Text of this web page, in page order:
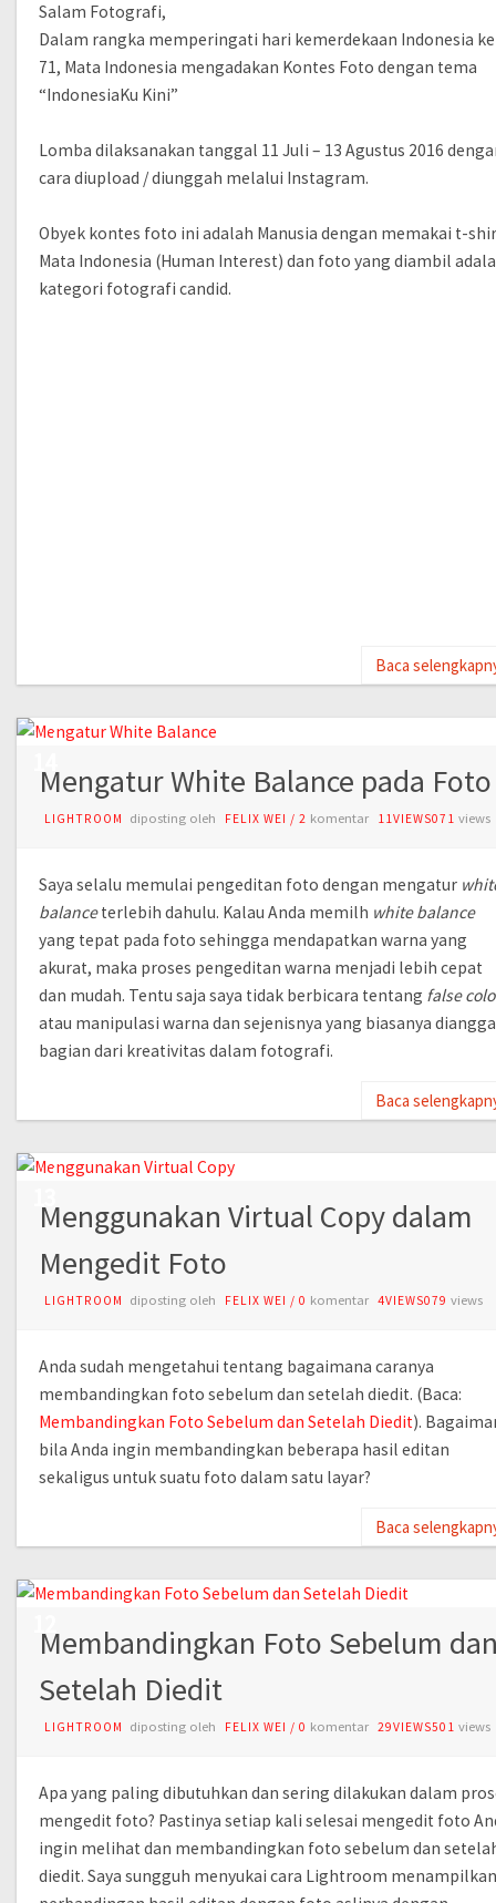
Salam Fotografi,
Dalam rangka memperingati hari kemerdekaan Indonesia ke
71, Mata Indonesia mengadakan Kontes Foto dengan tema
“IndonesiaKu Kini”
Lomba dilaksanakan tanggal 11 Juli – 13 Agustus 2016
cara diupload / diunggah melalui Instagram.
Obyek kontes foto ini adalah Manusia dengan memakai t-
Mata Indonesia (Human Interest) dan foto yang diambil
kategori fotografi candid.
Baca
JUL
Mengatur White Balance pada Foto
LIGHTROOM diposting oleh FELIX WEI / 2 komentar 11VIEWS071 views
Saya selalu memulai pengeditan foto dengan mengatur
balanceterlebih dahulu. Kalau Anda memilh white balance
yang tepat pada foto sehingga mendapatkan warna yang
akurat, maka proses pengeditan warna menjadi lebih cepat
dan mudah. Tentu saja saya tidak berbicara tentang false
atau manipulasi warna dan sejenisnya yang biasanya
bagian dari kreativitas dalam fotografi.
Baca
JUL
Menggunakan Virtual Copy dalam
Mengedit Foto
LIGHTROOM diposting oleh FELIX WEI / 0 komentar 4VIEWS079 views
Anda sudah mengetahui tentang bagaimana caranya
membandingkan foto sebelum dan setelah diedit. (Baca:
Membandingkan Foto Sebelum dan Setelah Diedit).
bila Anda ingin membandingkan beberapa hasil editan
sekaligus untuk suatu foto dalam satu layar?
Baca
JUL
Membandingkan Foto Sebelum
Setelah Diedit
LIGHTROOM diposting oleh FELIX WEI / 0 komentar 29VIEWS501 views
Apa yang paling dibutuhkan dan sering dilakukan dalam
mengedit foto? Pastinya setiap kali selesai mengedit foto
ingin melihat dan membandingkan foto sebelum dan
diedit. Saya sungguh menyukai cara Lightroom menampilkan